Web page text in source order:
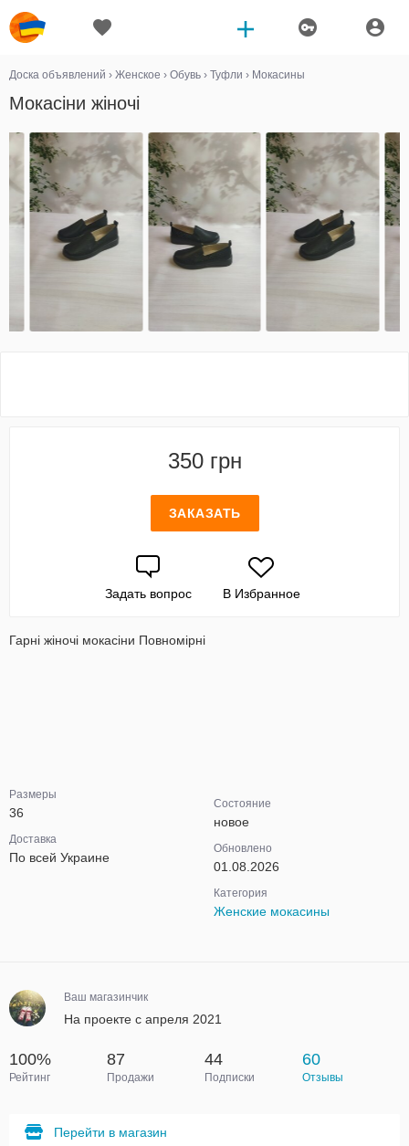
Доска объявлений › Женское › Обувь › Туфли › Мокасины
Мокасіни жіночі
350 грн
ЗАКАЗАТЬ
Задать вопрос В Избранное
Гарні жіночі мокасіни Повномірні
Размеры
36
Доставка
По всей Украине
Состояние
новое
Обновлено
01.08.2026
Категория
Женские мокасины
Ваш магазинчик
На проекте с апреля 2021
100%
Рейтинг
87
Продажи
44
Подписки
60
Отзывы
Перейти в магазин